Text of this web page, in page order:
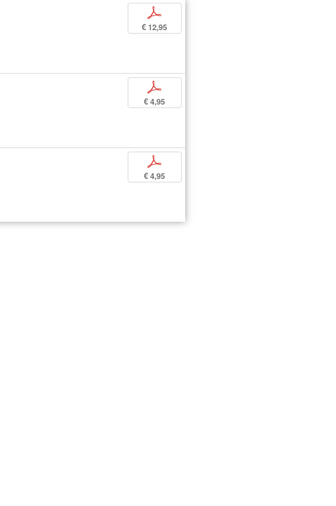
p
€ 12,95
p
€ 4,95
p
€ 4,95